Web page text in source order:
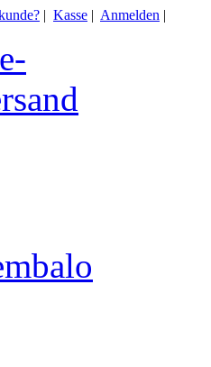
| Kasse | Anmelden |